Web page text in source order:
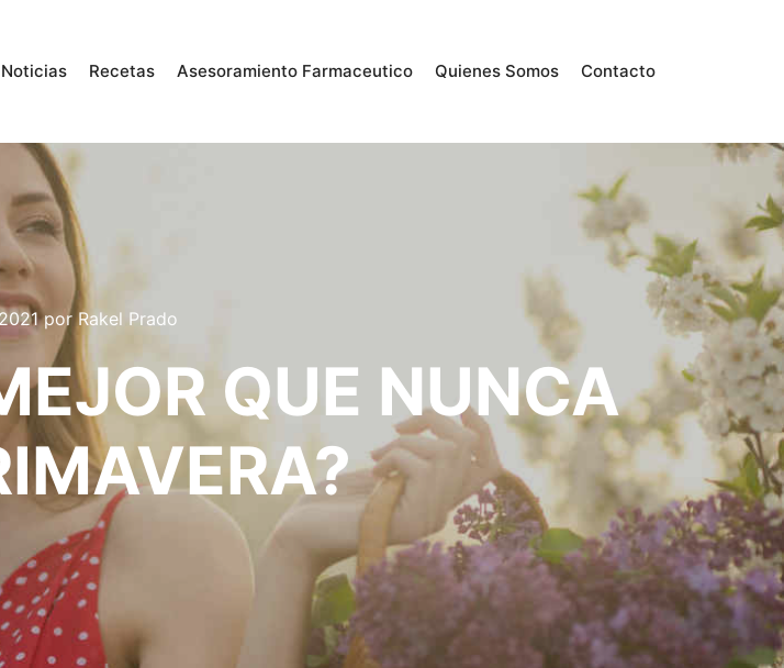
Noticias Recetas Asesoramiento Farmaceutico Quienes Somos Contacto
porRakel Prado
QUE NUNCA